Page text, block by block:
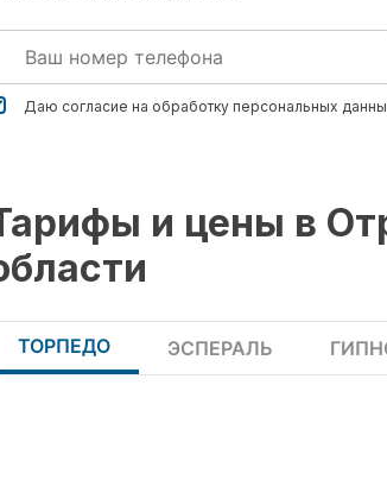
Даю согласие на обработку персональных
и цены в
ТОРПЕДО ЭСПЕРАЛЬ